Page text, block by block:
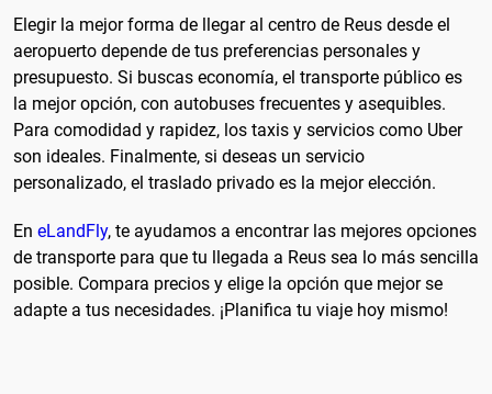
Elegir la mejor forma de llegar al centro de Reus desde el
aeropuerto depende de tus preferencias personales y
presupuesto. Si buscas economía, el transporte público es
la mejor opción, con autobuses frecuentes y asequibles.
Para comodidad y rapidez, los taxis y servicios como Uber
son ideales. Finalmente, si deseas un servicio
personalizado, el traslado privado es la mejor elección.
En eLandFly, te ayudamos a encontrar las mejores opciones
de transporte para que tu llegada a Reus sea lo más sencilla
posible. Compara precios y elige la opción que mejor se
adapte a tus necesidades. ¡Planifica tu viaje hoy mismo!